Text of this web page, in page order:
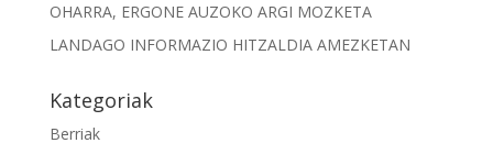
OHARRA, ERGONE AUZOKO ARGI MOZKETA
LANDAGO INFORMAZIO HITZALDIA AMEZKETAN
Kategoriak
Berriak